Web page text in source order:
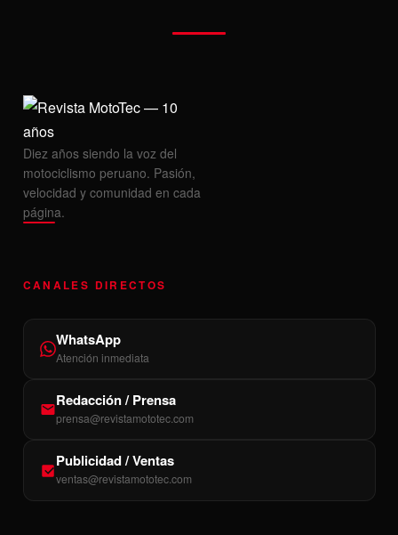
Diez años siendo la voz del
motociclismo peruano. Pasión,
velocidad y comunidad en cada
página.
CANALES DIRECTOS
WhatsApp
Atención inmediata
Redacción / Prensa
prensa@revistamototec.com
Publicidad / Ventas
ventas@revistamototec.com